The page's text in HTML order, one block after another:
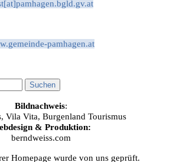
pamhagen.at
Bildnachweis:
Vila Vita, Burgenland Tourismus
& Produktion:
berndweiss.com
Homepage wurde von uns geprüft.